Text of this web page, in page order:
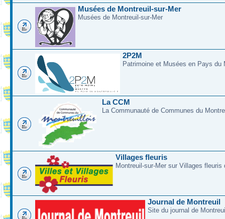
Musées de Montreuil-sur-Mer
Musées de Montreuil-sur-Mer
2P2M
Patrimoine et Musées en Pays du
La CCM
La Communauté de Communes du
Villages fleuris
Montreuil-sur-Mer sur Villages fleuris
Journal de Montreuil
Site du journal de